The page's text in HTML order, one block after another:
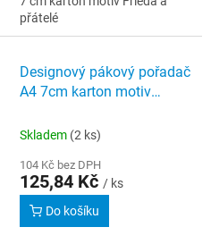
přátelé
Designový pákový pořadač
A4 7cm karton motiv
Skladem (2 ks)
104 Kč bez DPH
125,84 Kč / ks
Do košíku